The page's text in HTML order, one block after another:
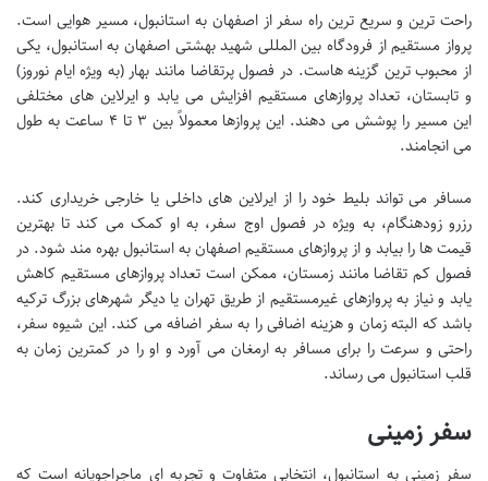
راحت ترین و سریع ترین راه سفر از اصفهان به استانبول، مسیر هوایی است.
پرواز مستقیم از فرودگاه بین المللی شهید بهشتی اصفهان به استانبول، یکی
از محبوب ترین گزینه هاست. در فصول پرتقاضا مانند بهار (به ویژه ایام نوروز)
و تابستان، تعداد پروازهای مستقیم افزایش می یابد و ایرلاین های مختلفی
این مسیر را پوشش می دهند. این پروازها معمولاً بین ۳ تا ۴ ساعت به طول
می انجامند.
مسافر می تواند بلیط خود را از ایرلاین های داخلی یا خارجی خریداری کند.
رزرو زودهنگام، به ویژه در فصول اوج سفر، به او کمک می کند تا بهترین
قیمت ها را بیابد و از پروازهای مستقیم اصفهان به استانبول بهره مند شود. در
فصول کم تقاضا مانند زمستان، ممکن است تعداد پروازهای مستقیم کاهش
یابد و نیاز به پروازهای غیرمستقیم از طریق تهران یا دیگر شهرهای بزرگ ترکیه
باشد که البته زمان و هزینه اضافی را به سفر اضافه می کند. این شیوه سفر،
راحتی و سرعت را برای مسافر به ارمغان می آورد و او را در کمترین زمان به
قلب استانبول می رساند.
سفر زمینی
سفر زمینی به استانبول، انتخابی متفاوت و تجربه ای ماجراجویانه است که